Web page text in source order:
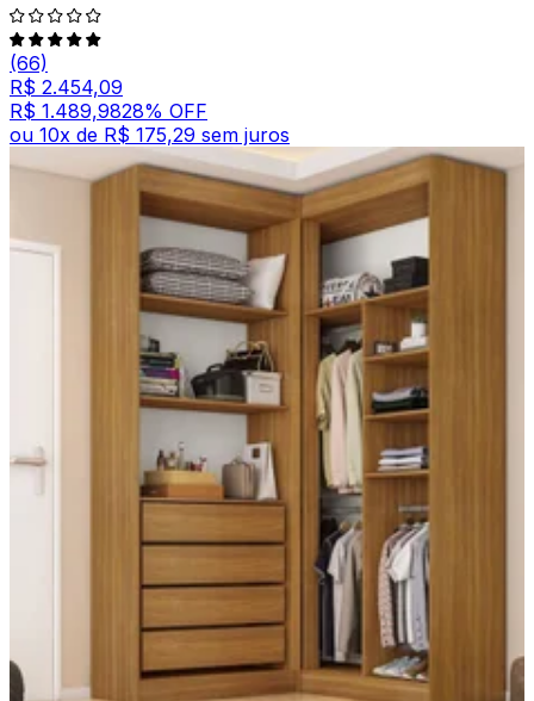
(66)
R$ 2.454,09
R$ 1.489,9828% OFF
ou 10x de R$ 175,29 sem juros